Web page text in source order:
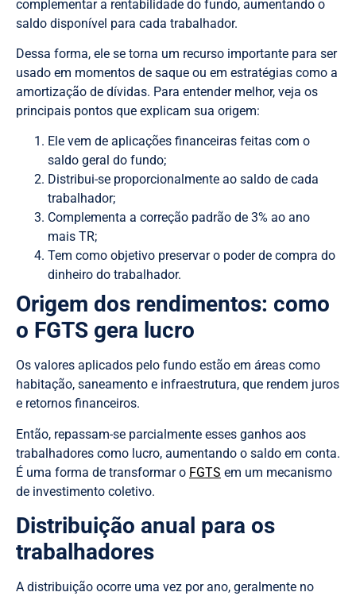
complementar a rentabilidade do fundo, aumentando o
saldo disponível para cada trabalhador.
Dessa forma, ele se torna um recurso importante para ser
usado em momentos de saque ou em estratégias como a
amortização de dívidas. Para entender melhor, veja os
principais pontos que explicam sua origem:
Ele vem de aplicações financeiras feitas com o
saldo geral do fundo;
Distribui-se proporcionalmente ao saldo de cada
trabalhador;
Complementa a correção padrão de 3% ao ano
mais TR;
Tem como objetivo preservar o poder de compra do
dinheiro do trabalhador.
Origem dos rendimentos: como
o FGTS gera lucro
Os valores aplicados pelo fundo estão em áreas como
habitação, saneamento e infraestrutura, que rendem juros
e retornos financeiros.
Então, repassam-se parcialmente esses ganhos aos
trabalhadores como lucro, aumentando o saldo em conta.
É uma forma de transformar o FGTS em um mecanismo
de investimento coletivo.
Distribuição anual para os
trabalhadores
A distribuição ocorre uma vez por ano, geralmente no